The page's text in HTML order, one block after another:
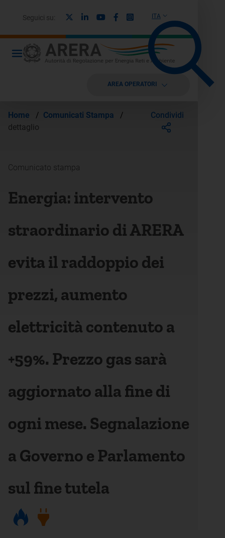
ITA
Seguici su: LinkedinYoutubeFacebook
Instagram
AREA OPERATORI
Home / Comunicati Stampa
/
dettaglio
Condividi
Comunicato stampa
Energia: intervento
straordinario di ARERA
evita il raddoppio dei
prezzi, aumento
elettricità contenuto a
+59%. Prezzo gas sarà
aggiornato alla fine di
ogni mese. Segnalazione
a Governo e Parlamento
sul fine tutela